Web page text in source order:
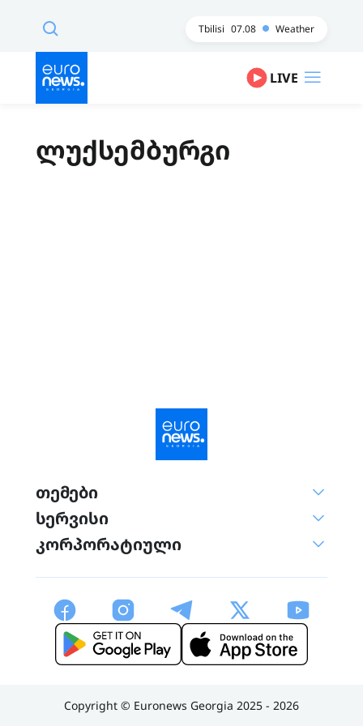
Tbilisi 07.08 Weather
LIVE
ლუქსემბურგი
თემები
სერვისი
კორპორატიული
Copyright © Euronews Georgia 2025 - 2026